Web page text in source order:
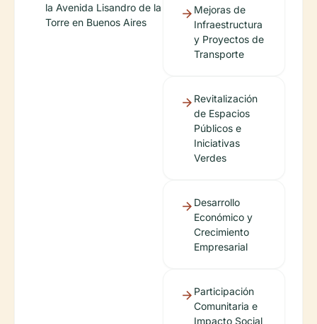
la Avenida Lisandro de la
Torre en Buenos Aires
Mejoras de
Infraestructura
y Proyectos de
Transporte
Revitalización
de Espacios
Públicos e
Iniciativas
Verdes
Desarrollo
Económico y
Crecimiento
Empresarial
Participación
Comunitaria e
Impacto Social